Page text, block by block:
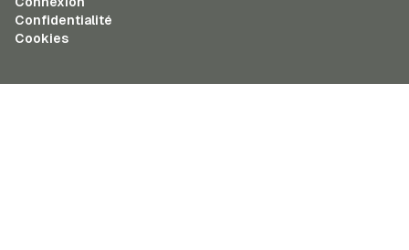
Confidentialité
Cookies